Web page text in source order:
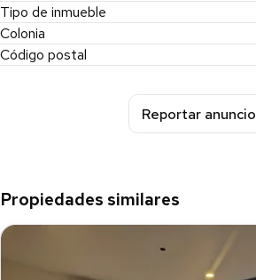
Tipo de inmueble
Colonia
Código postal
Reportar anuncio
Propiedades similares